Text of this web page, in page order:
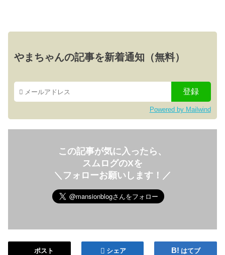
やまちゃんの記事を新着通知（無料）
Powered by Mailwind
この記事が気に入ったら、
スムログのXを
＼フォローお願いします！／
ポスト シェア はてブ